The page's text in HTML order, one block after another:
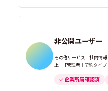
非公開ユーザー
その他サービス｜社内情
上｜IT管理者｜契約タイプ
企業所属 確認済